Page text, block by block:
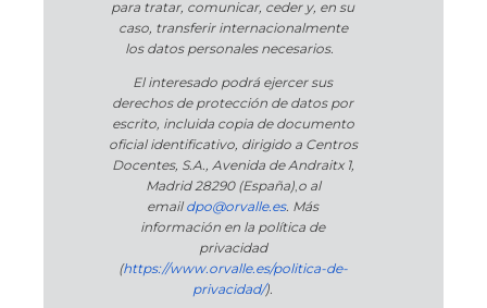
para tratar, comunicar, ceder y, en su
caso, transferir internacionalmente
los datos personales necesarios.
El interesado podrá ejercer sus
derechos de protección de datos por
escrito, incluida copia de documento
oficial identificativo, dirigido a Centros
Docentes, S.A., Avenida de Andraitx 1,
Madrid 28290 (España),o al
emaildpo@orvalle.es. Más
información en la política de
privacidad
(https://www.orvalle.es/politica-de-
privacidad/).